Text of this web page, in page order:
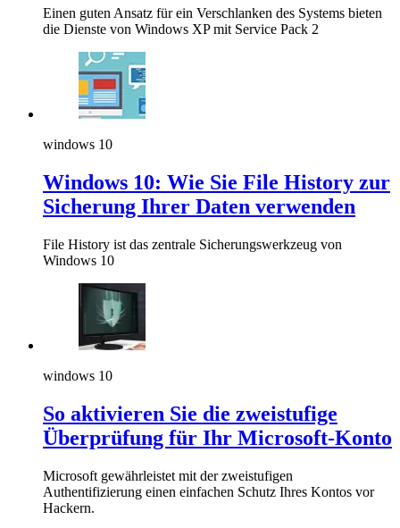
Einen guten Ansatz für ein Verschlanken des Systems bieten
die Dienste von Windows XP mit Service Pack 2
windows 10
Windows 10: Wie Sie File History zur
Sicherung Ihrer Daten verwenden
File History ist das zentrale Sicherungswerkzeug von
Windows 10
windows 10
So aktivieren Sie die zweistufige
Überprüfung für Ihr Microsoft-Konto
Microsoft gewährleistet mit der zweistufigen
Authentifizierung einen einfachen Schutz Ihres Kontos vor
Hackern.